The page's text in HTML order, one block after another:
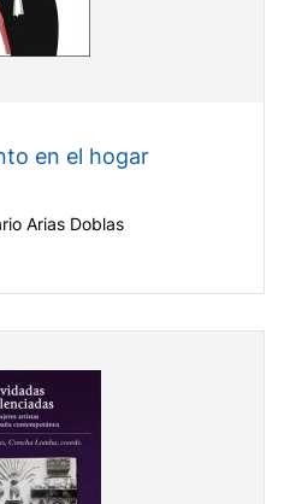
en el hogar
Arias Doblas